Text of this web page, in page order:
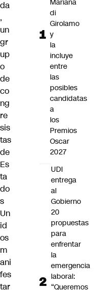
da
,
un
gr
up
o
de
co
ng
re
sis
tas
de
Es
ta
do
s
Un
id
os
m
ani
fes
tar
Mariana
di
Girolamo
y
la
incluye
entre
las
posibles
candidatas
a
los
Premios
Oscar
2027
UDI
entrega
al
Gobierno
20
propuestas
para
enfrentar
la
emergencia
laboral:
“Queremos